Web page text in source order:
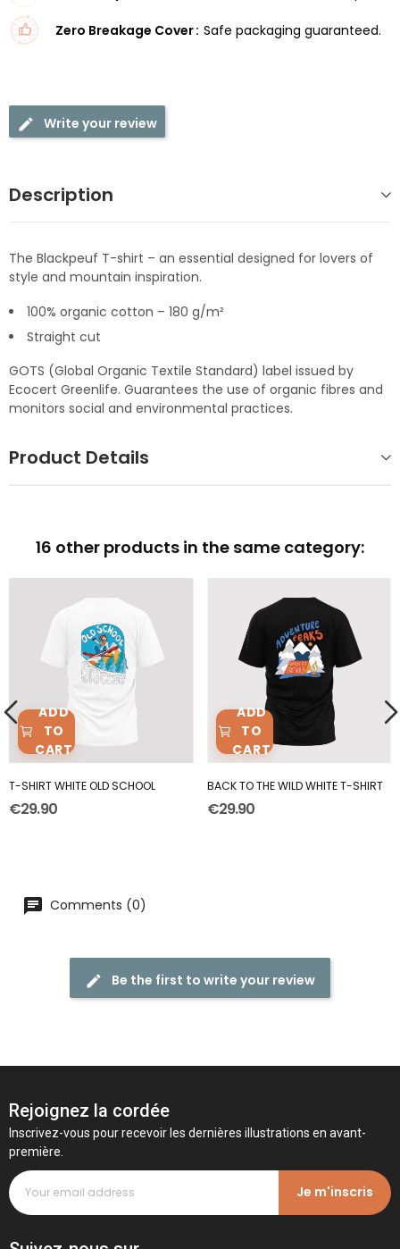
Zero Breakage Cover Safe packaging guaranteed.
Write your review
Description
The Blackpeuf T-shirt – an essential designed for lovers of
style and mountain inspiration.
100% organic cotton – 180 g/m²
Straight cut
GOTS (Global Organic Textile Standard) label issued by
Ecocert Greenlife. Guarantees the use of organic fibres and
monitors social and environmental practices.
Product Details
16 other products in the same category:
ADD
TO
CART
T-SHIRT WHITE OLD SCHOOL
€29.90
ADD
TO
CART
BACK TO THE WILD WHITE T-SHIRT
€29.90
Comments (0)
Be the first to write your review
Rejoignez la cordée
Inscrivez-vous pour recevoir les dernières illustrations en avant-
première.
Je m'inscris